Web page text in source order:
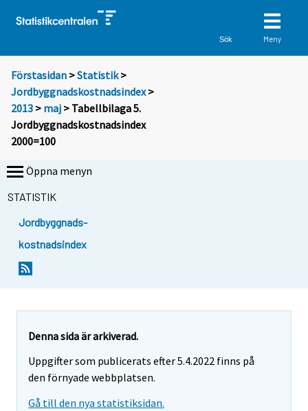
Sök Meny
Förstasidan >Statistik >
Jordbyggnadskostnadsindex>
2013 > maj > Tabellbilaga 5.
Jordbyggnadskostnadsindex
2000=100
Öppna menyn
STATISTIK
Jordbyggnads-
kostnadsindex
Denna sida är arkiverad.
Uppgifter som publicerats efter 5.4.2022 finns på
den förnyade webbplatsen.
Gå till den nya statistiksidan.